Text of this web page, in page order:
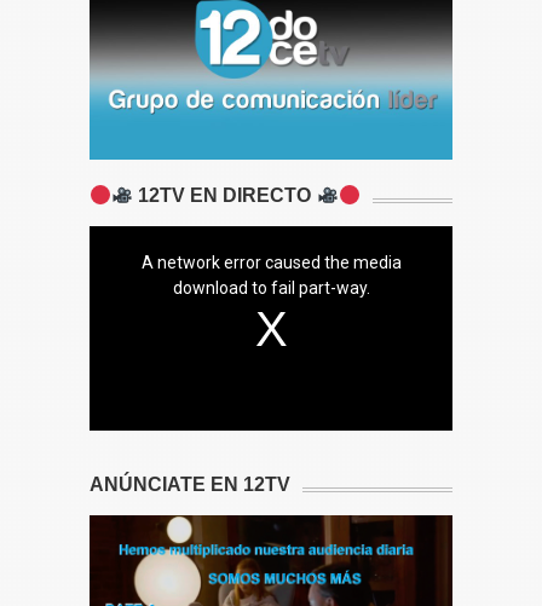
12TV EN DIRECTO
A network error caused the media
download to fail part-way.
ANÚNCIATE EN 12TV